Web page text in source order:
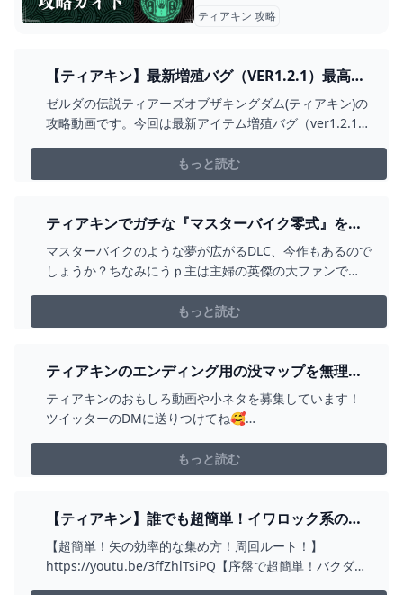
ティアキン 攻略
【ティアキン】最新増殖バグ（VER1.2.1）最高効
率！壊れ物も簡単アイテム増殖！【ゼルダの伝説
ティアーズオブザキングダム】アイテム増殖/素材
ゼルダの伝説ティアーズオブザキングダム(ティアキン)の
攻略動画です。今回は最新アイテム増殖バグ（ver1.2.1対
増殖/装備増殖もしたいね！皆さんのこれおすすめです！
がありましたら是非コメントしてください！00:00~概要
もっと読む
ティアキンでガチな『マスターバイク零式』を作
る方法・・！【ゼルダの伝説 ティアキン】 -
YOUTUBE
マスターバイクのような夢が広がるDLC、今作もあるので
しょうか？ちなみにうｐ主は主婦の英傑の大ファンで
ろ紹介していくので、チャンネル登録よろしく！・ゾナ
ウギア装備の隠し場所と入手法 紹介動画
もっと読む
ティアキンのエンディング用の没マップを無理や
り読み込むとバグアイテムでカオス過ぎたＷＷＷ
【ゼルダの伝説ティアーズオブザキングダム】
ティアキンのおもしろ動画や小ネタを募集しています！
ツイッターのDMに送りつけてね🥰
全シリーズクリア済みゼルダで人生に彩を。をテーマに
様々なコンテンツを作成しています。◇RTA実績◇ティア
もっと読む
【ティアキン】誰でも超簡単！イワロック系の倒
し方！初心者必見！【ゼルダの伝説】 - YOUTUBE
【超簡単！矢の効率的な集め方！周回ルート！】
https://youtu.be/3ffZhlTsiPQ【序盤で超簡単！バクダン